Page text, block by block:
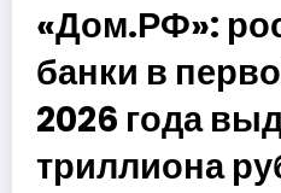
«Дом.РФ»:
банки в
2026 года
триллиона